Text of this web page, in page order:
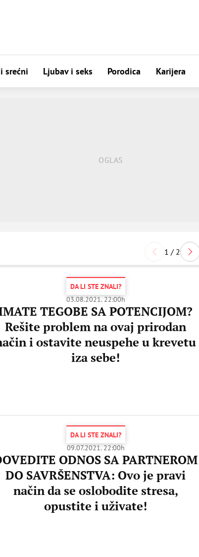
srećni Ljubav i seks Porodica Karijera
1 / 2
DA LI STE ZNALI?
03.08.2021. 22:00h
TEGOBE SA POTENCIJOM?
Rešite problem na ovaj prirodan
i ostavite neuspehe u krevetu
iza sebe!
DA LI STE ZNALI?
09.07.2021. 22:00h
ODNOS SA PARTNEROM
DO SAVRŠENSTVA: Ovo je pravi
način da se oslobodite stresa,
opustite i uživate!